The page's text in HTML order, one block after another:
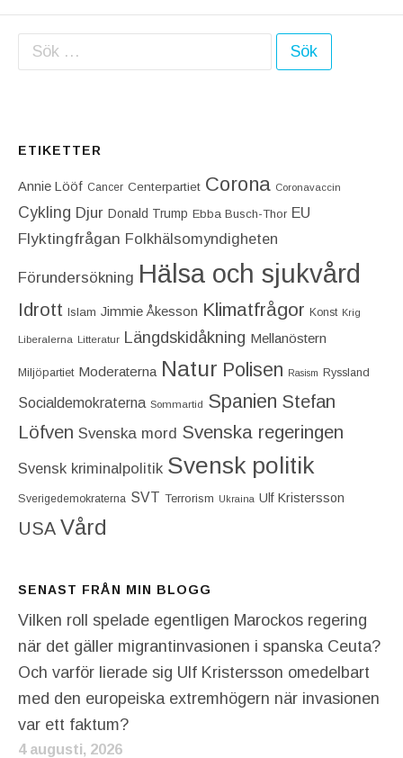
Sök efter:
ETIKETTER
Annie Lööf Cancer Centerpartiet‎ Corona Coronavaccin
Cykling Djur Donald Trump Ebba Busch-Thor EU
Flyktingfrågan Folkhälsomyndigheten
Förundersökning Hälsa och sjukvård
Idrott Islam Jimmie Åkesson Klimatfrågor Konst Krig
Liberalerna Litteratur Längdskidåkning Mellanöstern
Miljöpartiet Moderaterna Natur Polisen Rasism Ryssland
Socialdemokraterna Sommartid Spanien Stefan
Löfven Svenska mord Svenska regeringen
Svensk kriminalpolitik Svensk politik
Sverigedemokraterna SVT Terrorism Ukraina Ulf Kristersson
USA Vård
SENAST FRÅN MIN BLOGG
Vilken roll spelade egentligen Marockos regering
när det gäller migrantinvasionen i spanska Ceuta?
Och varför lierade sig Ulf Kristersson omedelbart
med den europeiska extremhögern när invasionen
var ett faktum?
4 augusti, 2026